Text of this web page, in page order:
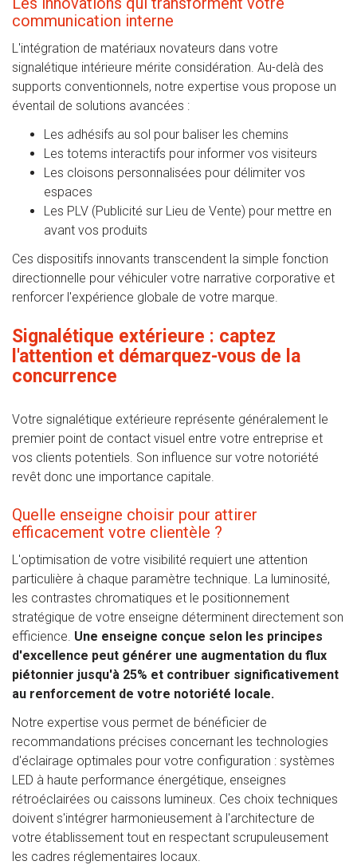
communication interne
L'intégration de matériaux novateurs dans votre
signalétique intérieure mérite considération. Au-delà des
supports conventionnels, notre expertise vous propose un
éventail de solutions avancées :
Les adhésifs au sol pour baliser les chemins
Les totems interactifs pour informer vos visiteurs
Les cloisons personnalisées pour délimiter vos
espaces
Les PLV (Publicité sur Lieu de Vente) pour mettre en
avant vos produits
Ces dispositifs innovants transcendent la simple fonction
directionnelle pour véhiculer votre narrative corporative et
renforcer l'expérience globale de votre marque.
Signalétique extérieure : captez
l'attention et démarquez-vous de la
concurrence
Votre signalétique extérieure représente généralement le
premier point de contact visuel entre votre entreprise et
vos clients potentiels. Son influence sur votre notoriété
revêt donc une importance capitale.
Quelle enseigne choisir pour attirer
efficacement votre clientèle ?
L'optimisation de votre visibilité requiert une attention
particulière à chaque paramètre technique. La luminosité,
les contrastes chromatiques et le positionnement
stratégique de votre enseigne déterminent directement son
efficience. Une enseigne conçue selon les principes
d'excellence peut générer une augmentation du flux
piétonnier jusqu'à 25% et contribuer significativement
au renforcement de votre notoriété locale.
Notre expertise vous permet de bénéficier de
recommandations précises concernant les technologies
d'éclairage optimales pour votre configuration : systèmes
LED à haute performance énergétique, enseignes
rétroéclairées ou caissons lumineux. Ces choix techniques
doivent s'intégrer harmonieusement à l'architecture de
votre établissement tout en respectant scrupuleusement
les cadres réglementaires locaux.